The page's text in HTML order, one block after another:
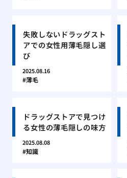
失敗しないドラッグスト
アでの女性用薄毛隠し選
び
2025.08.16
薄毛
ドラッグストアで見つけ
る女性の薄毛隠しの味方
2025.08.08
知識